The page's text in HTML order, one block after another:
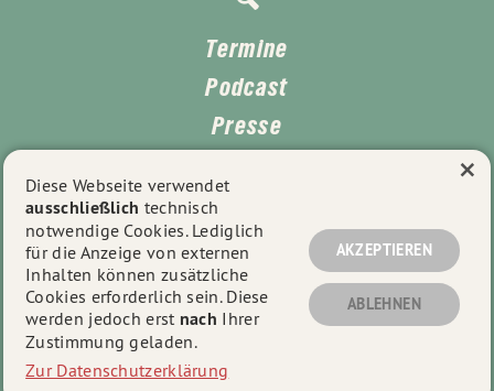
Termine
Podcast
Presse
Impressum
Datenschutz
© 2026 Lea Geldner - Alle Rechte vorbehalten.
Diese Webseite verwendet
ausschließlich technisch
notwendige Cookies. Lediglich
für die Anzeige von externen
Inhalten können zusätzliche
Cookies erforderlich sein. Diese
werden jedoch erst nach Ihrer
Zustimmung geladen.
Zur Datenschutzerklärung
AKZEPTIEREN
ABLEHNEN
×